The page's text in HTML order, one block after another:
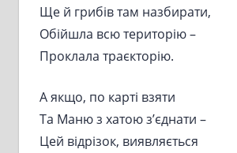
Ще й грибів там назбирати,
Обійшла всю територію –
Проклала траєкторію.
А якщо, по карті взяти
Та Маню з хатою з’єднати –
Цей відрізок, виявляється